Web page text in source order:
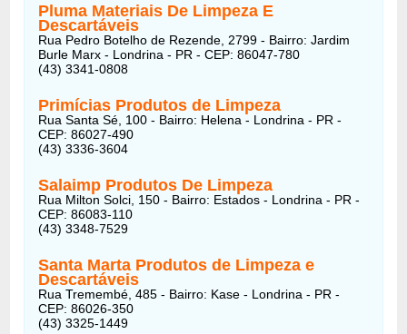
Pluma Materiais De Limpeza E
Descartáveis
Rua Pedro Botelho de Rezende, 2799 - Bairro: Jardim
Burle Marx - Londrina - PR - CEP: 86047-780
(43) 3341-0808
Primícias Produtos de Limpeza
Rua Santa Sé, 100 - Bairro: Helena - Londrina - PR -
CEP: 86027-490
(43) 3336-3604
Salaimp Produtos De Limpeza
Rua Milton Solci, 150 - Bairro: Estados - Londrina - PR -
CEP: 86083-110
(43) 3348-7529
Santa Marta Produtos de Limpeza e
Descartáveis
Rua Tremembé, 485 - Bairro: Kase - Londrina - PR -
CEP: 86026-350
(43) 3325-1449